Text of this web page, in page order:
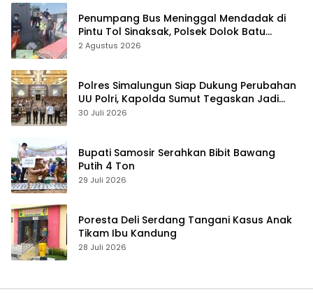
Penumpang Bus Meninggal Mendadak di
Pintu Tol Sinaksak, Polsek Dolok Batu
Nanggar Gerak Cepat Olah TKP
2 Agustus 2026
Polres Simalungun Siap Dukung Perubahan
UU Polri, Kapolda Sumut Tegaskan Jadi
Fondasi Penguatan Profesionalisme dan
30 Juli 2026
Bupati Samosir Serahkan Bibit Bawang
Putih 4 Ton
29 Juli 2026
Poresta Deli Serdang Tangani Kasus Anak
Tikam Ibu Kandung
28 Juli 2026